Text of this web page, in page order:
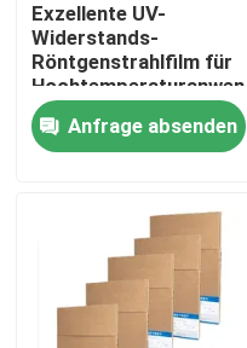
Kontakt
Nachrichten
Medizinisches X Ray
Tintenstrahl X Ray Film
Exzellente UV-
Widerstands-
Röntgenstrahlfilm für
Anfrage absenden